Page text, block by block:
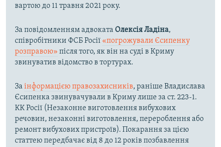
вартою до 11 травня 2021 року.
За повідомленням адвоката Олексія Ладіна,
співробітники ФСБ Росії «погрожували Єсипенку
розправою» після того, як він на суді в Криму
звинуватив відомство в тортурах.
За інформацією правозахисників, раніше Владислава
Єсипенка звинувачували в Криму лише за ст. 223-1.
КК Росії (Незаконне виготовлення вибухових
речовин, незаконні виготовлення, перероблення або
ремонт вибухових пристроїв). Покарання за цією
статтею передбачає від 8 до 12 років позбавлення